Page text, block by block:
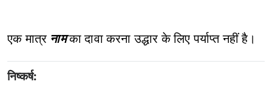
एक मात्र नामका दावा करना उद्धार के लिए पर्याप्त नहीं है।
निष्कर्ष: